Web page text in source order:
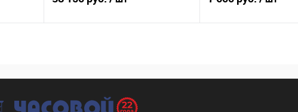
Купить в 1 клик
К сравнению
В избранное
Купить в 1 клик